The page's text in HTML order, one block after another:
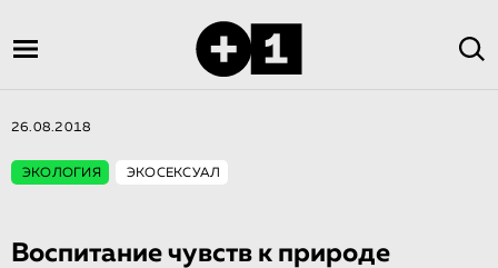
26.08.2018
ЭКОЛОГИЯ ЭКОСЕКСУАЛ
Воспитание чувств к природе